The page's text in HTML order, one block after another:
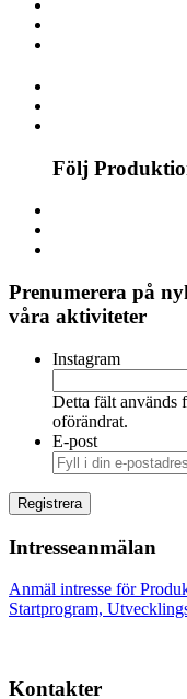
Följ
Prenumerera på
våra aktiviteter
Instagram
Detta fält används
oförändrat.
E-post
Intresseanmälan
Anmäl intresse för
Startprogram,
Kontakter